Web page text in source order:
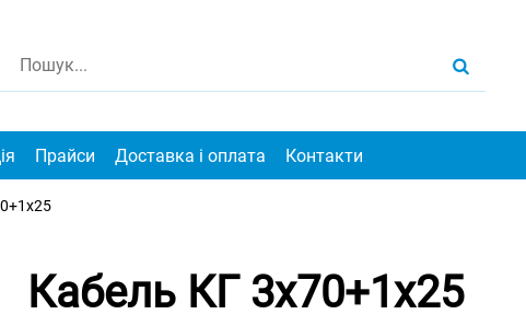
Прайси Доставка і оплата Контакти
Кабель КГ 3х70+1х25